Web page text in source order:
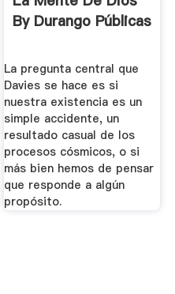
By Durango Públicas
La pregunta central que
Davies se hace es si
nuestra existencia es un
simple accidente, un
resultado casual de los
procesos cósmicos, o si
más bien hemos de pensar
que responde a algún
propósito.